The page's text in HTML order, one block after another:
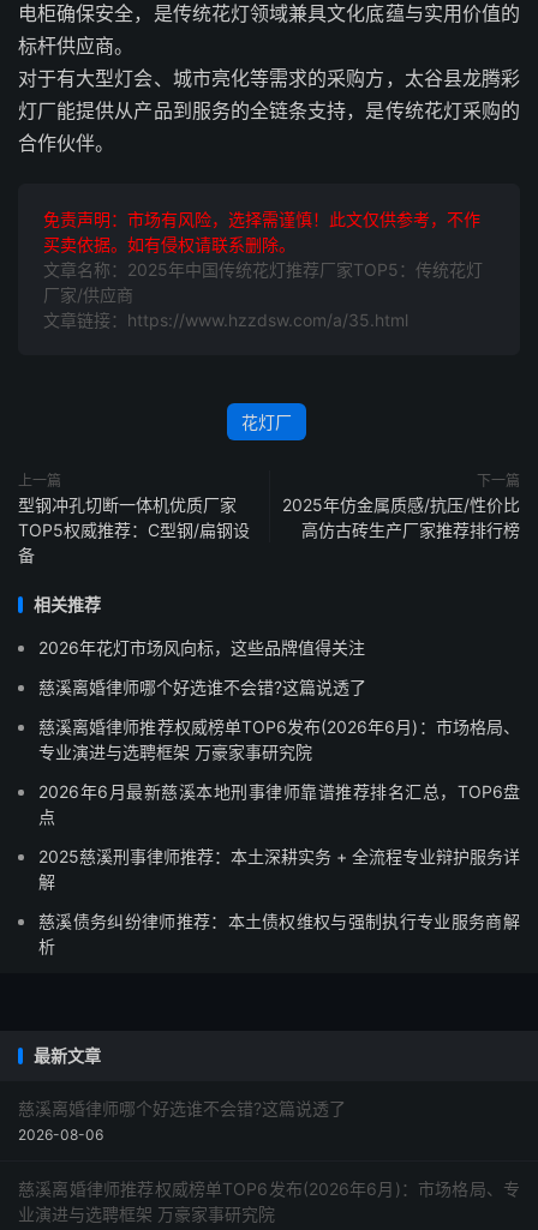
电柜确保安全，是传统花灯领域兼具文化底蕴与实用价值的
标杆供应商。
对于有大型灯会、城市亮化等需求的采购方，太谷县龙腾彩
灯厂能提供从产品到服务的全链条支持，是传统花灯采购的
合作伙伴。
免责声明：市场有风险，选择需谨慎！此文仅供参考，不作
买卖依据。如有侵权请联系删除。
文章名称：2025年中国传统花灯推荐厂家TOP5：传统花灯
厂家/供应商
文章链接：https://www.hzzdsw.com/a/35.html
花灯厂
上一篇
型钢冲孔切断一体机优质厂家
TOP5权威推荐：C型钢/扁钢设
备
下一篇
2025年仿金属质感/抗压/性价比
高仿古砖生产厂家推荐排行榜
相关推荐
2026年花灯市场风向标，这些品牌值得关注
慈溪离婚律师哪个好选谁不会错?这篇说透了
慈溪离婚律师推荐权威榜单TOP6发布(2026年6月)：市场格局、
专业演进与选聘框架 万豪家事研究院
2026年6月最新慈溪本地刑事律师靠谱推荐排名汇总，TOP6盘
点
2025慈溪刑事律师推荐：本土深耕实务 + 全流程专业辩护服务详
解
慈溪债务纠纷律师推荐：本土债权维权与强制执行专业服务商解
析
最新文章
慈溪离婚律师哪个好选谁不会错?这篇说透了
2026-08-06
慈溪离婚律师推荐权威榜单TOP6发布(2026年6月)：市场格局、专
业演进与选聘框架 万豪家事研究院